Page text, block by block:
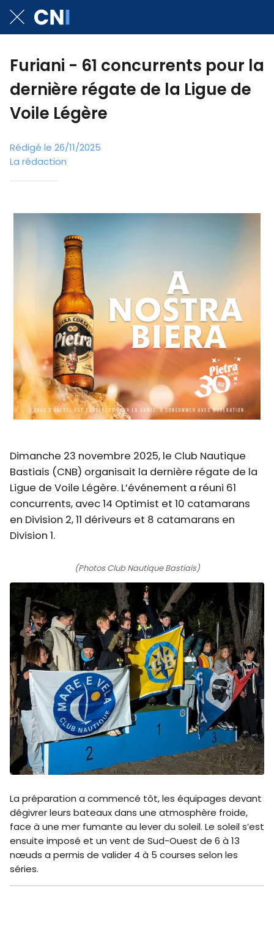
Furiani - 61 concurrents pour la
dernière régate de la Ligue de
Voile Légère
Rédigé le 26/11/2025
La rédaction
Dimanche 23 novembre 2025, le Club Nautique
Bastiais (CNB) organisait la dernière régate de la
Ligue de Voile Légère. L’événement a réuni 61
concurrents, avec 14 Optimist et 10 catamarans
en Division 2, 11 dériveurs et 8 catamarans en
Division 1.
(Photos Club Nautique Bastiais)
La préparation a commencé tôt, les équipages devant
dégivrer leurs bateaux dans une atmosphère froide,
face à une mer fumante au lever du soleil. Le soleil s’est
ensuite imposé et un vent de Sud-Ouest de 6 à 13
nœuds a permis de valider 4 à 5 courses selon les
séries.